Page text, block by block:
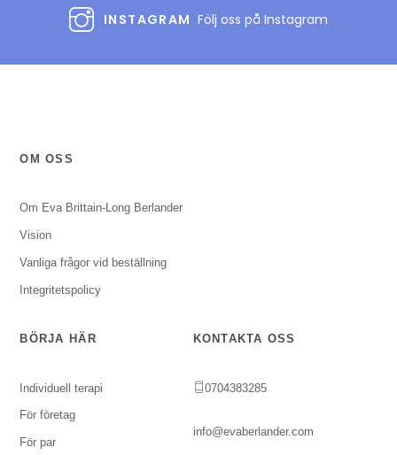
INSTAGRAM Följ oss på Instagram
OM OSS
Om Eva Brittain-Long Berlander
Vision
Vanliga frågor vid beställning
Integritetspolicy
BÖRJA HÄR
Individuell terapi
För företag
För par
KONTAKTA OSS
0704383285
info@evaberlander.com